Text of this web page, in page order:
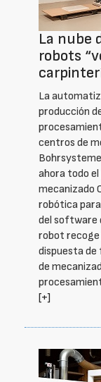
La nube
robots
La
producción
centros de
ahora todo
mecanizado
robótica para
del software
robot recoge
dispuesta
de
[+]